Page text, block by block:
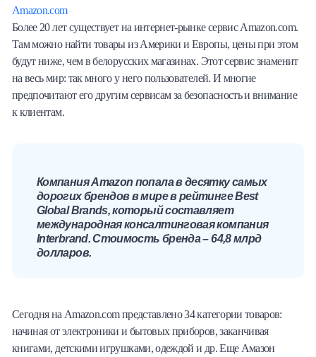
Мобильный банк MOBY
Потребительский кредит
Карта КАКТУС
Продукты для Бизнеса
Amazon.com
Более 20 лет существует на интернет-рынке сервис Amazon.com.
Там можно найти товары из Америки и Европы, цены при этом
будут ниже, чем в белорусских магазинах. Этот сервис знаменит
на весь мир: так много у него пользователей. И многие
предпочитают его другим сервисам за безопасность и внимание
к клиентам.
Компания Amazon попала в десятку самых
дорогих брендов в мире в рейтинге Best
Global Brands, который составляет
международная консалтинговая компания
Interbrand. Стоимость бренда – 64,8 млрд
долларов.
Сегодня на Amazon.com представлено 34 категории товаров:
начиная от электроники и бытовых приборов, заканчивая
книгами, детскими игрушками, одеждой и др. Еще Амазон